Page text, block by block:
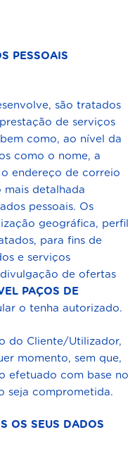
PESSOAIS
são tratados
de serviços
como, ao nível da
como o nome, a
endereço de correio
detalhada
pessoais. Os
geográfica, perfil
para fins de
e serviços
de ofertas
PAÇOS DE
o tenha autorizado.
do Cliente/Utilizador,
momento, sem que,
efetuado com base no
seja comprometida.
OS SEUS DADOS